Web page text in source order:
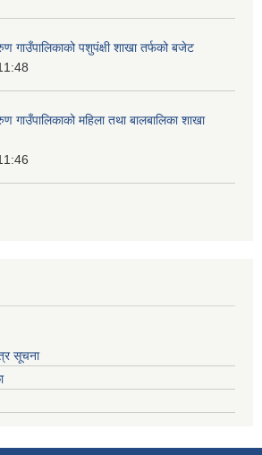
पशुपंक्षी शाखा तर्फको बजेट
महिला तथा बालबालिका शाखा
सूचना